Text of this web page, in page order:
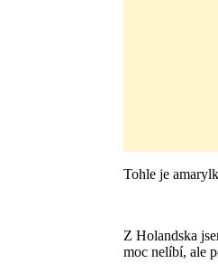
Tohle je
Z Holandska
moc nelíbí, ale